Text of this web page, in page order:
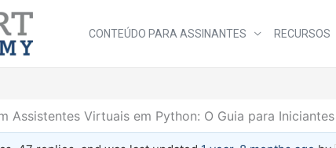
CONTEÚDO PARA ASSINANTES RECURSOS
Assistentes Virtuais em Python: O Guia para Iniciantes